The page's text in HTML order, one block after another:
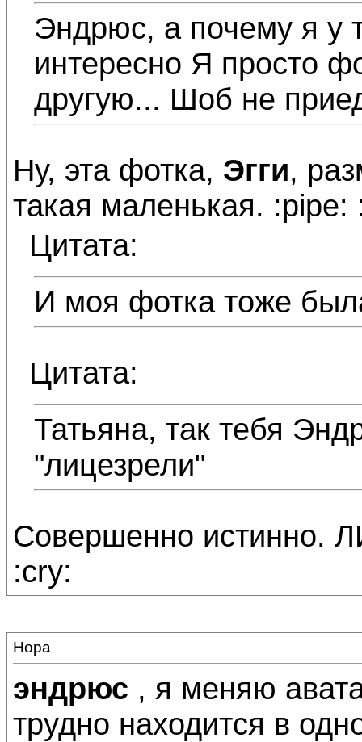
Эндрюс, а почему я у
интересно Я просто
другую... Шоб не
Ну, эта фотка, Эгги,
такая маленькая. :pipe:
Цитата:
И моя фотка тоже
Цитата:
Татьяна, так тебя
"лицезрели"
Совершенно истинно.
:cry:
Нора
эндрюс , я меняю
трудно находится в